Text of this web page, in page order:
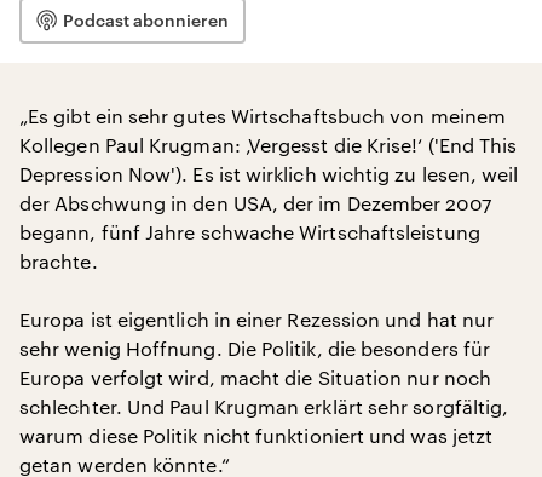
Podcast abonnieren
„Es gibt ein sehr gutes Wirtschaftsbuch von meinem
Kollegen Paul Krugman: ‚Vergesst die Krise!‘ ('End This
Depression Now'). Es ist wirklich wichtig zu lesen, weil
der Abschwung in den USA, der im Dezember 2007
begann, fünf Jahre schwache Wirtschaftsleistung
brachte.
Europa ist eigentlich in einer Rezession und hat nur
sehr wenig Hoffnung. Die Politik, die besonders für
Europa verfolgt wird, macht die Situation nur noch
schlechter. Und Paul Krugman erklärt sehr sorgfältig,
warum diese Politik nicht funktioniert und was jetzt
getan werden könnte.“